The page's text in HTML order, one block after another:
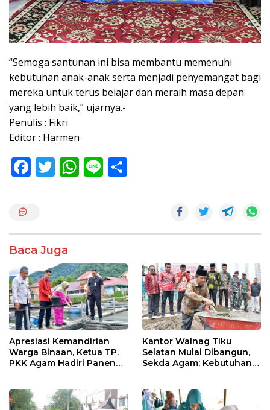
“Semoga santunan ini bisa membantu memenuhi
kebutuhan anak-anak serta menjadi penyemangat bagi
mereka untuk terus belajar dan meraih masa depan
yang lebih baik,” ujarnya.-
Penulis : Fikri
Editor : Harmen
F
o
o
k
T W
p
p
Li
Baca Juga
Apresiasi Kemandirian
Warga Binaan, Ketua TP.
PKK Agam Hadiri Panen
Kantor Walnag Tiku
Selatan Mulai Dibangun,
Sekda Agam: Kebutuhan